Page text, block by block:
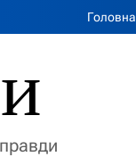
Головна